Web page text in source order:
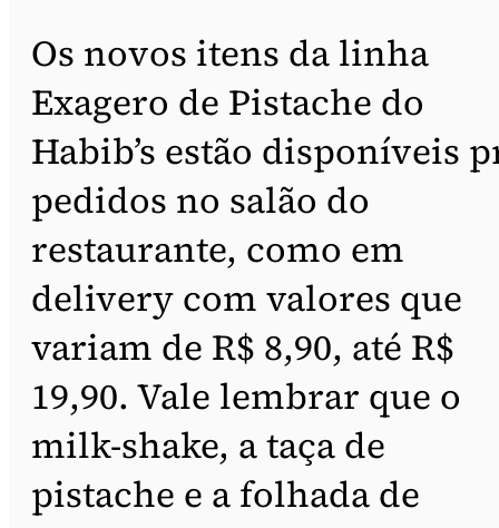
Os novos itens da linha
Exagero de Pistache do
Habib’s estão disponíveis
pedidos no salão do
restaurante, como em
delivery com valores que
variam de R$ 8,90, até R$
19,90. Vale lembrar que o
milk-shake, a taça de
pistache e a folhada de